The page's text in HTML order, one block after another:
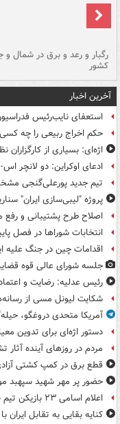
رگبار و رعد و برق در شمال
کشور
آخرین اخبار
استعفای نایب‌رئیس
حکم اخراج ربیعی را چه
اژه‌ای: بسیاری از
ادعای اوکراین: دو لانچر اس-۴۰۰ را زدیم+ فیلم
تیم جدید پورعلی‌گنجی
پروژه "لیبی‌سازی ایران"
اصلاح طرح پشتیبانی و
انتخابات شوراها در فصل
اقدامات چین در جنگ علیه ایران،
جلسه شورای عالی قوه
رئیس عدلیه: رضایت و
شکایت لیونل مسی از
آمریکا متحدی دروغگو،
دستور اژه‌ای برای تدوین
مردم در روزهای آینده آثار
قطع برق در کمپ کشتی
حضور پر مهر شهید سپهبد
اعلام اسامی ۲۳ بازیکن تیم جوانان برای انتخابی جام ملت‌ها
کنایه بقایی به تقابل ایران